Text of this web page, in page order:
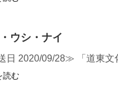
ウシ・ナイ
日 2020/09/28≫ 「道東文
読む